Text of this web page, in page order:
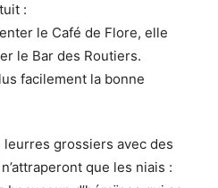
:
le Café de Flore, elle
le Bar des Routiers.
facilement la bonne
leurres grossiers avec des
que les niais :